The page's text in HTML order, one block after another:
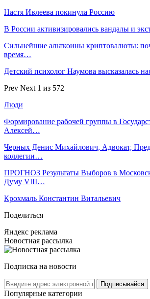
Настя Ивлеева покинула Россию
В России активизировались вандалы и
Сильнейшие альткоины криптовалюты:
время…
Детский психолог Наумова высказалась
Prev Next 1 из 572
Люди
Формирование рабочей группы в
Алексей…
Черных Денис Михайлович, Адвокат,
коллегии…
ПРОГНОЗ Результаты Выборов в
Думу VIII…
Крохмаль Константин Витальевич
Поделиться
Яндекс реклама
Новостная рассылка
Подписка на новости
Подписывайся
Популярные категории